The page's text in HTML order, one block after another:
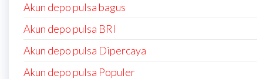
Akun depo pulsa bagus
Akun depo pulsa BRI
Akun depo pulsa Dipercaya
Akun depo pulsa Populer